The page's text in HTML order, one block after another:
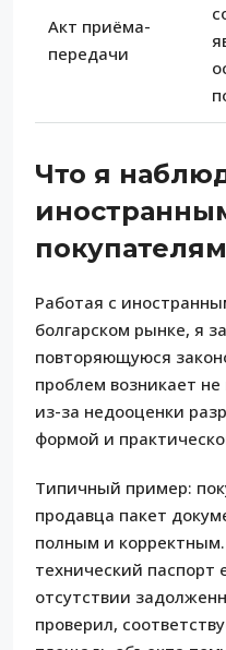
Акт приёма-
передачи
Что я
Работая с
болгарском рынке, я
повторяющуюся
проблем возникает
из-за недооценки
формой и
Типичный пример:
продавца пакет
полным и
технический паспорт
отсутствии
проверил,